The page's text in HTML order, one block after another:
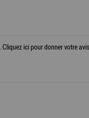
Cliquez ici pour donner votre